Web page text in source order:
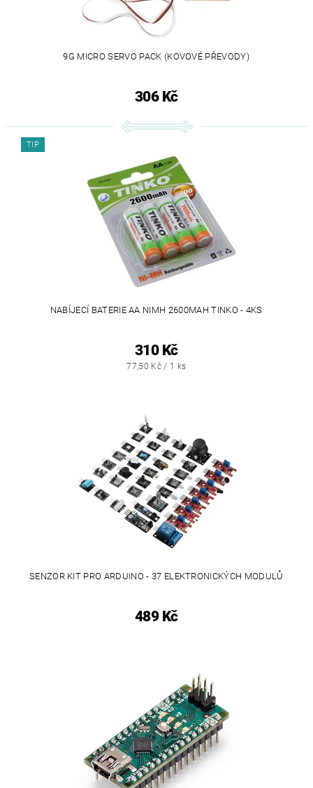
9G MICRO SERVO PACK (KOVOVÉ PŘEVODY)
306 Kč
TIP
NABÍJECÍ BATERIE AA NIMH 2600MAH TINKO - 4KS
310 Kč
77,50 Kč / 1 ks
SENZOR KIT PRO ARDUINO - 37 ELEKTRONICKÝCH MODULŮ
489 Kč